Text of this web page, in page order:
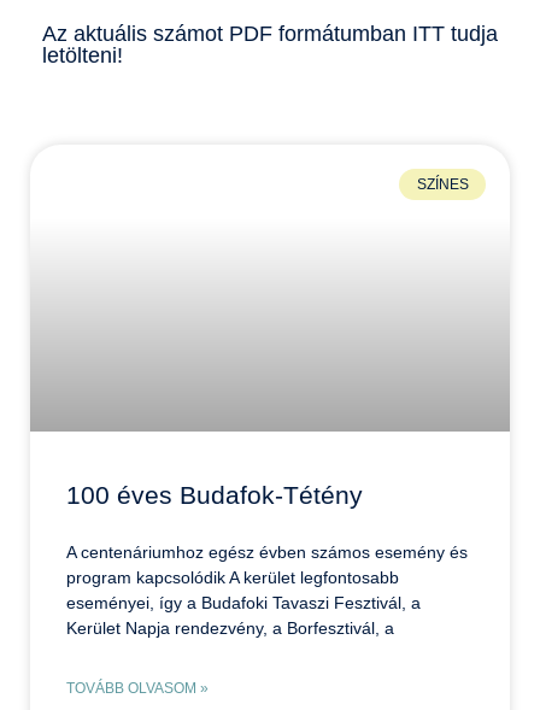
Az aktuális számot PDF formátumban ITT tudja
letölteni!
SZÍNES
100 éves Budafok-Tétény
A centenáriumhoz egész évben számos esemény és
program kapcsolódik A kerület legfontosabb
eseményei, így a Budafoki Tavaszi Fesztivál, a
Kerület Napja rendezvény, a Borfesztivál, a
TOVÁBB OLVASOM »